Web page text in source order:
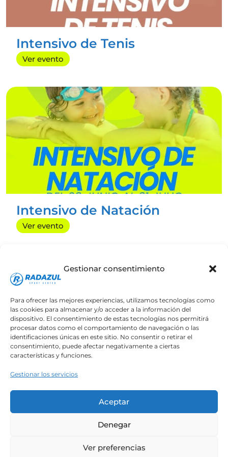
Gestionar consentimiento
Para ofrecer las mejores experiencias, utilizamos tecnologías como
las cookies para almacenar y/o acceder a la información del
dispositivo. El consentimiento de estas tecnologías nos permitirá
procesar datos como el comportamiento de navegación o las
identificaciones únicas en este sitio. No consentir o retirar el
consentimiento, puede afectar negativamente a ciertas
características y funciones.
Gestionar los servicios
Aceptar
Denegar
Ver preferencias
Gap
Pilates
CURSILLOS
Tenis
Pádel
EVENTOS
Cumpleaños
Centros Educativos
Grupos y empresas
CONTACTO
info@radazulsportcenter.es
+34 922 10 70 04
C. Balboa, 7, 38109 Radazul, Santa Cruz de
Center
Normativa General
Política de privacidad
Intensivo de Tenis
Ver evento
Intensivo de Natación
Ver evento